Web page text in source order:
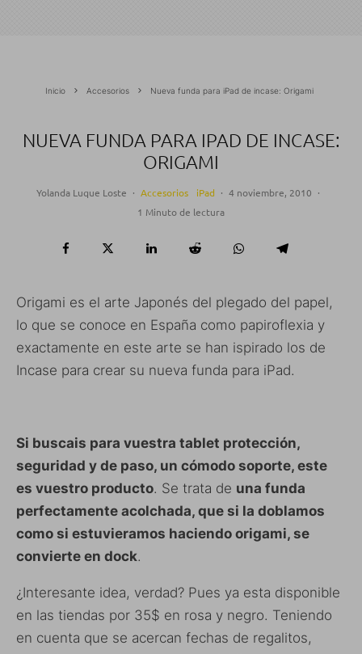
Inicio Accesorios Nueva funda para iPad de incase: Origami
NUEVA FUNDA PARA IPAD DE INCASE:
ORIGAMI
Yolanda Luque Loste · Accesorios iPad · 4 noviembre, 2010 ·
1 Minuto de lectura
Origami es el arte Japonés del plegado del papel,
lo que se conoce en España como papiroflexia y
exactamente en este arte se han ispirado los de
Incase para crear su nueva funda para iPad.
Si buscais para vuestra tablet protección,
seguridad y de paso, un cómodo soporte, este
es vuestro producto. Se trata de una funda
perfectamente acolchada, que si la doblamos
como si estuvieramos haciendo origami, se
convierte en dock.
¿Interesante idea, verdad? Pues ya esta disponible
en las tiendas por 35$ en rosa y negro. Teniendo
en cuenta que se acercan fechas de regalitos,